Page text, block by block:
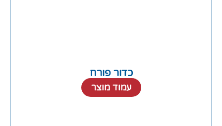
כדור פורח
עמוד מוצר